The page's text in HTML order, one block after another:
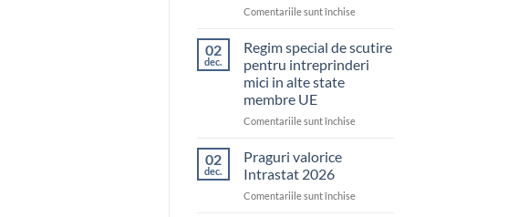
CONSULTING
DATA
DE
28
Comentariile sunt închisepentru
general
evidenta
REGES-
02
dec.
Regim special de scutire
pentru intreprinderi
mici in alte state
membre UE
Comentariile sunt închisepentru
pentru
02
dec.
Praguri valorice
Intrastat 2026
Comentariile sunt închisepentru